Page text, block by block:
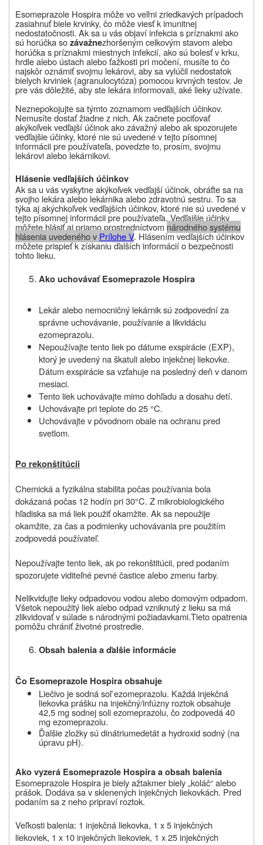
Esomeprazole Hospira môže vo veľmi zriedkavých prípadoch
zasiahnuť biele krvinky, čo môže viesť k imunitnej
nedostatočnosti. Ak sa u vás objaví infekcia s príznakmi ako
sú horúčka sozávažnezhoršeným celkovým stavom alebo
horúčka s príznakmi miestnych infekcií, ako sú bolesť v krku,
hrdle alebo ústach alebo ťažkosti pri močení, musíte to čo
najskôr oznámiť svojmu lekárovi, aby sa vylúčil nedostatok
bielych krviniek (agranulocytóza) pomocou krvných testov. Je
pre vás dôležité, aby ste lekára informovali, aké lieky užívate.
Neznepokojujte sa týmto zoznamom vedľajších účinkov.
Nemusíte dostať žiadne z nich. Ak začnete pociťovať
akýkoľvek vedľajší účinok ako závažný alebo ak spozorujete
vedľajšie účinky, ktoré nie sú uvedené v tejto písomnej
informácii pre používateľa, povedzte to, prosím, svojmu
lekárovi alebo lekárnikovi.
Hlásenie vedľajších účinkov
Ak sa u vás vyskytne akýkoľvek vedľajší účinok, obráťte sa na
svojho lekára alebo lekárnika alebo zdravotnú sestru. To sa
týka aj akýchkoľvek vedľajších účinkov, ktoré nie sú uvedené v
tejto písomnej informácii pre používateľa.Vedľajšie účinky
môžete hlásiť aj priamo prostredníctvom národného systému
hlásenia uvedeného v Prílohe V. Hlásením vedľajších účinkov
môžete prispieť k získaniu ďalších informácií o bezpečnosti
tohto lieku.
Ako uchovávať Esomeprazole Hospira
Lekár alebo nemocničný lekárnik sú zodpovední za
správne uchovávanie, používanie a likvidáciu
ezomeprazolu.
Nepoužívajte tento liek po dátume exspirácie (EXP),
ktorý je uvedený na škatuli alebo injekčnej liekovke.
Dátum exspirácie sa vzťahuje na posledný deň v danom
mesiaci.
Tento liek uchovávajte mimo dohľadu a dosahu detí.
Uchovávajte pri teplote do 25 °C.
Uchovávajte v pôvodnom obale na ochranu pred
svetlom.
Po rekonštitúcii
Chemická a fyzikálna stabilita počas používania bola
dokázaná počas 12 hodín pri 30°C. Z mikrobiologického
hľadiska sa má liek použiť okamžite. Ak sa nepoužije
okamžite, za čas a podmienky uchovávania pre použitím
zodpovedá používateľ.
Nepoužívajte tento liek, ak po rekonštitúcii, pred podaním
spozorujete viditeľné pevné častice alebo zmenu farby.
Nelikvidujte lieky odpadovou vodou alebo domovým odpadom.
Všetok nepoužitý liek alebo odpad vzniknutý z lieku sa má
zlikvidovať v súlade s národnými požiadavkami.Tieto opatrenia
pomôžu chrániť životné prostredie.
Obsah balenia a ďalšie informácie
Čo Esomeprazole Hospira obsahuje
Liečivo je sodná soľezomeprazolu. Každá injekčná
liekovka prášku na injekčný/infúzny roztok obsahuje
42,5 mg sodnej soli ezomeprazolu, čo zodpovedá 40
mg ezomeprazolu.
Ďalšie zložky sú dinátriumedetát a hydroxid sodný (na
úpravu pH).
Ako vyzerá Esomeprazole Hospira a obsah balenia
Esomeprazole Hospira je biely ažtakmer biely „koláč“ alebo
prášok. Dodáva sa v sklenených injekčných liekovkách. Pred
podaním sa z neho pripraví roztok.
Veľkosti balenia: 1 injekčná liekovka, 1 x 5 injekčných
liekoviek, 1 x 10 injekčných liekoviek, 1 x 25 injekčných